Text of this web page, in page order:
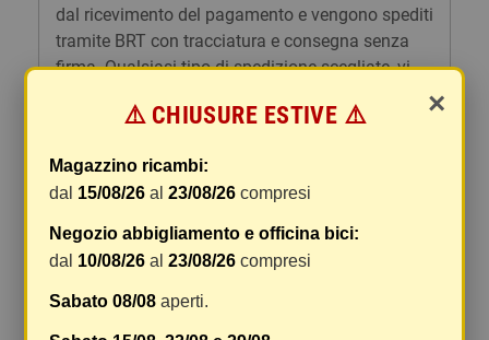
dal ricevimento del pagamento e vengono spediti
tramite BRT con tracciatura e consegna senza
firma. Qualsiasi tipo di spedizione scegliate, vi
Le spese di spedizione comprendono gli oneri di
gestione e imballaggio e le spese postali. I costi
di gestione sono fissi, mentre i costi di trasporto
variano a seconda del peso totale della
spedizione. Vi consigliamo di raggruppare i
possibile raggruppare due ordini distinti
×
⚠️ CHIUSURE ESTIVE ⚠️
Magazzino ricambi:
dal 15/08/26 al23/08/26 compresi
Negozio abbigliamento e officina bici:
dal 10/08/26 al23/08/26 compresi
Sabato 08/08 aperti.